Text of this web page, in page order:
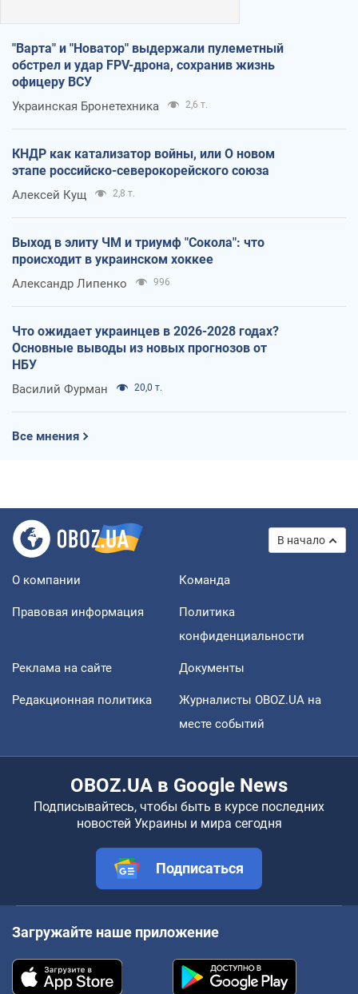
"Варта" и "Новатор" выдержали пулеметный
обстрел и удар FPV-дрона, сохранив жизнь
офицеру ВСУ
Украинская Бронетехника 2,6 т.
КНДР как катализатор войны, или О новом
этапе российско-северокорейского союза
Алексей Кущ 2,8 т.
Выход в элиту ЧМ и триумф "Сокола": что
происходит в украинском хоккее
Александр Липенко 996
Что ожидает украинцев в 2026-2028 годах?
Основные выводы из новых прогнозов от
НБУ
Василий Фурман 20,0 т.
Все мнения
В начало
О компании Команда
Правовая информация
Политика
конфиденциальности
Реклама на сайте Документы
Редакционная политика
Журналисты OBOZ.UA на
месте событий
OBOZ.UA в Google News
Подписывайтесь, чтобы быть в курсе последних
новостей Украины и мира сегодня
Подписаться
Загружайте наше приложение